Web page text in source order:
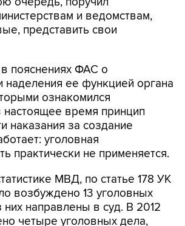
и ведомствам,
представить свои
в пояснениях ФАС о
наделения ее функцией органа
ознакомился
настоящее время принцип
наказания за создание
уголовная
практически не применяется.
МВД, по статье 178 УК
возбуждено 13 уголовных
направлены в суд. В 2012
четыре уголовных дела,